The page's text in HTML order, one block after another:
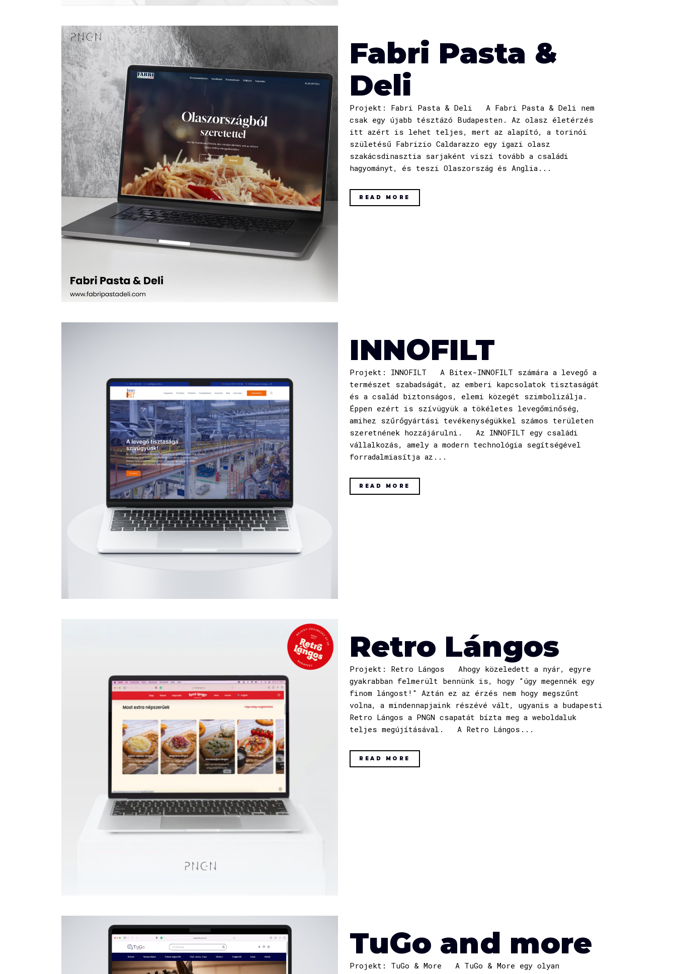
Fabri Pasta &
Deli
Projekt: Fabri Pasta & Deli A Fabri Pasta & Deli nem
csak egy újabb tésztázó Budapesten. Az olasz életérzés
itt azért is lehet teljes, mert az alapító, a torinói
születésű Fabrizio Caldarazzo egy igazi olasz
szakácsdinasztia sarjaként viszi tovább a családi
hagyományt, és teszi Olaszország és Anglia...
READ MORE
INNOFILT
Projekt: INNOFILT A Bitex-INNOFILT számára a levegő a
természet szabadságát, az emberi kapcsolatok tisztaságát
és a család biztonságos, elemi közegét szimbolizálja.
Éppen ezért is szívügyük a tökéletes levegőminőség,
amihez szűrőgyártási tevékenységükkel számos területen
szeretnének hozzájárulni. Az INNOFILT egy családi
vállalkozás, amely a modern technológia segítségével
forradalmiasítja az...
READ MORE
Retro Lángos
Projekt: Retro Lángos Ahogy közeledett a nyár, egyre
gyakrabban felmerült bennünk is, hogy "úgy megennék egy
finom lángost!" Aztán ez az érzés nem hogy megszűnt
volna, a mindennapjaink részévé vált, ugyanis a budapesti
Retro Lángos a PNGN csapatát bízta meg a weboldaluk
teljes megújításával. A Retro Lángos...
READ MORE
TuGo and more
Projekt: TuGo & More A TuGo & More egy olyan